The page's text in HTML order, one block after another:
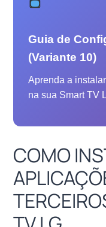
Guia de
(Variante 10)
Aprenda a
na sua Smart TV
COMO